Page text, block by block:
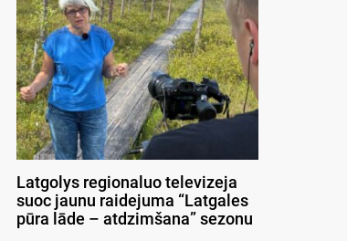
Latgolys regionaluo televizeja
suoc jaunu raidejuma “Latgales
pūra lāde – atdzimšana” sezonu